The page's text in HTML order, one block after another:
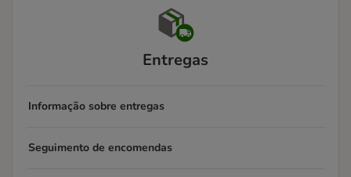
Entregas
Informação sobre entregas
Seguimento de encomendas